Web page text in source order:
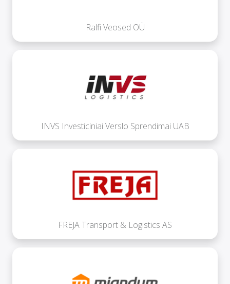
Ralfi Veosed OÜ
INVS Investiciniai Verslo Sprendimai UAB
FREJA Transport & Logistics AS